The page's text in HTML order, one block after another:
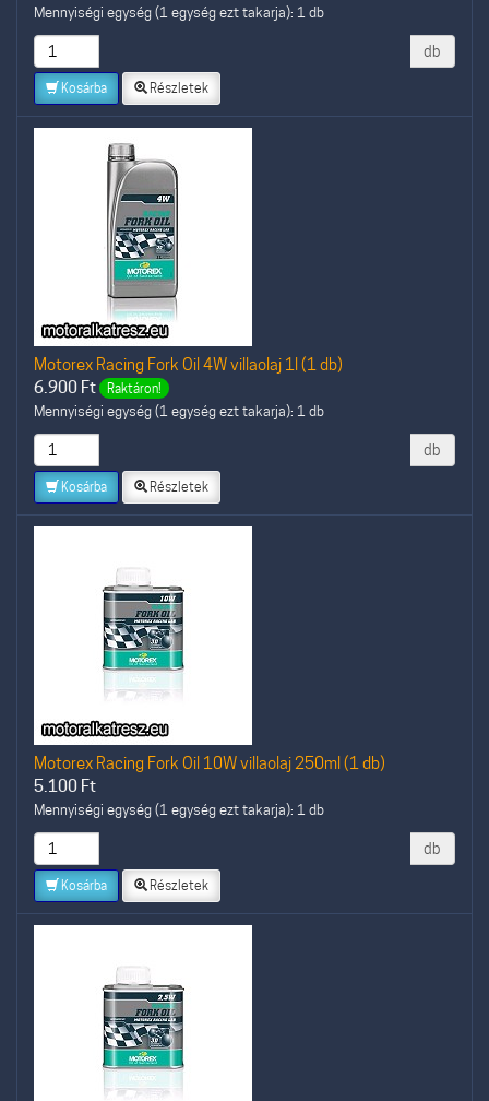
Mennyiségi egység (1 egység ezt takarja): 1 db
db
Kosárba Részletek
Motorex Racing Fork Oil 4W villaolaj 1l (1 db)
6.900 Ft Raktáron!
Mennyiségi egység (1 egység ezt takarja): 1 db
db
Kosárba Részletek
Motorex Racing Fork Oil 10W villaolaj 250ml (1 db)
5.100 Ft
Mennyiségi egység (1 egység ezt takarja): 1 db
db
Kosárba Részletek